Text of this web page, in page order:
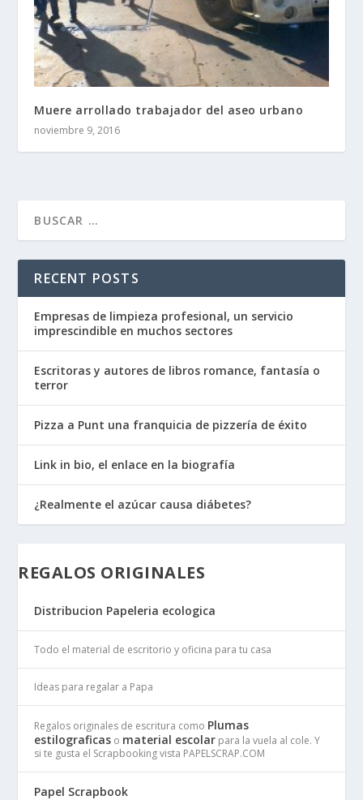
Muere arrollado trabajador del aseo urbano
noviembre 9, 2016
RECENT POSTS
Empresas de limpieza profesional, un servicio
imprescindible en muchos sectores
Escritoras y autores de libros romance, fantasía o
terror
Pizza a Punt una franquicia de pizzería de éxito
Link in bio, el enlace en la biografía
¿Realmente el azúcar causa diábetes?
REGALOS ORIGINALES
Distribucion Papeleria ecologica
Todo el material de escritorio y oficina para tu casa
Ideas para regalar a Papa
Regalos originales de escritura como Plumas
estilograficas o material escolar para la vuela al cole. Y
si te gusta el Scrapbooking vista PAPELSCRAP.COM
Papel Scrapbook